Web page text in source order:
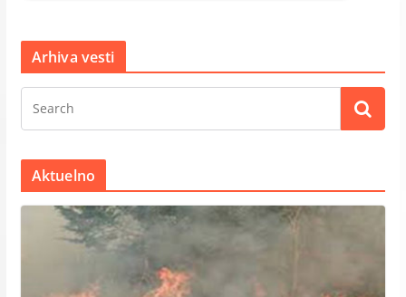
Arhiva vesti
Aktuelno